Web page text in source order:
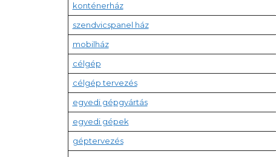
konténerház
szendvicspanel ház
mobilház
célgép
célgép tervezés
egyedi gépgyártás
egyedi gépek
géptervezés